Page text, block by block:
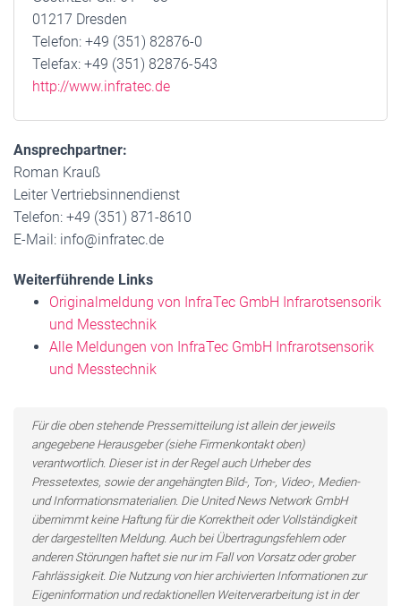
01217 Dresden
Telefon: +49 (351) 82876-0
Telefax: +49 (351) 82876-543
http://www.infratec.de
Ansprechpartner:
Roman Krauß
Leiter Vertriebsinnendienst
Telefon: +49 (351) 871-8610
E-Mail: info@infratec.de
Weiterführende Links
Originalmeldung von InfraTec GmbH Infrarotsensorik
und Messtechnik
Alle Meldungen von InfraTec GmbH Infrarotsensorik
und Messtechnik
Für die oben stehende Pressemitteilung ist allein der jeweils
angegebene Herausgeber (siehe Firmenkontakt oben)
verantwortlich. Dieser ist in der Regel auch Urheber des
Pressetextes, sowie der angehängten Bild-, Ton-, Video-, Medien-
und Informationsmaterialien. Die United News Network GmbH
übernimmt keine Haftung für die Korrektheit oder Vollständigkeit
der dargestellten Meldung. Auch bei Übertragungsfehlern oder
anderen Störungen haftet sie nur im Fall von Vorsatz oder grober
Fahrlässigkeit. Die Nutzung von hier archivierten Informationen zur
Eigeninformation und redaktionellen Weiterverarbeitung ist in der